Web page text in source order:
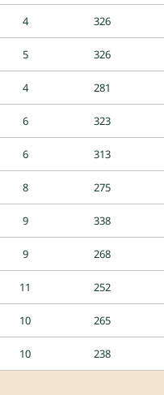
4 326
5 326
4 281
6 323
6 313
8 275
9 338
9 268
11 252
10 265
10 238